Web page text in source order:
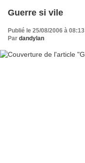
Guerre si vile
Publié le 25/08/2006 à 08:13
Par dandylan